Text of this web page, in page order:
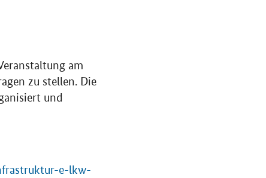
am
zu stellen. Die
und
e-lkw-